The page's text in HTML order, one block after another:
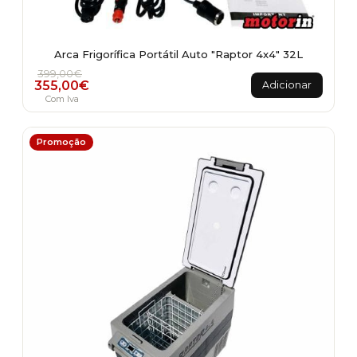
Arca Frigorífica Portátil Auto "Raptor 4x4" 32L
399,00€
O preço original era: 399,00€.
355,00€
O preço atual é: 355,00€.
Com Iva
Adicionar
Promoção